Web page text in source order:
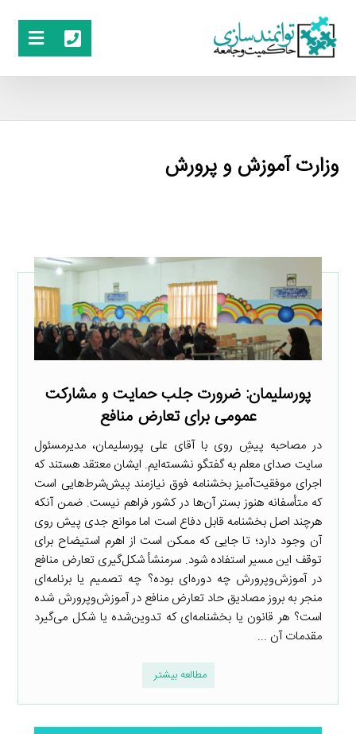
وزارت آموزش و پرورش
پورسلیمان: ضرورت جلب حمایت و مشارکت
عمومی برای تعارض منافع
در مصاحبه پیشِ روی با آقای علی پورسلیمان، مدیرمسئول
سایت صدای معلم به گفتگو نشسته‌ایم. ایشان معتقد هستند که
اجرای موفقیت‌آمیز بخشنامه فوق نیازمند پیش‌شرط‌هایی است
که متأسفانه هنوز بستر آن‌ها در کشور فراهم نیست. ضمن آنکه
هرچند اصل بخشنامه قابل دفاع است اما موانع جدی پیش روی
آن وجود دارد؛ تا جایی که ممکن است از اهرم استیضاح برای
توقف این مسیر استفاده شود. سرمنشأ شکل‌گیری تعارض منافع
در آموزش‌وپرورش چه دوره‌ای بوده؟ چه تصمیم یا برنامه‌ای
منجر به بروز مصادیق حاد تعارض منافع در آموزش‌وپرورش شده
است؟ هر قانون یا بخشنامه‌ای که تدوین‌شده یا شکل می‌گیرد
مقدمات آن ...
مطالعه بیشتر